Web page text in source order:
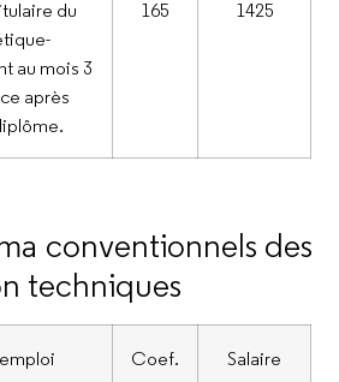
du
au mois 3
après
165 1425
conventionnels des
techniques
Coef.
Salaire